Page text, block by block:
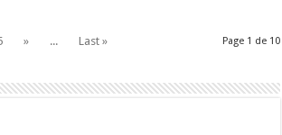
Page 1 de 10
» ... Last »